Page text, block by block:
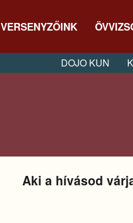
VERSENYZŐINK
DOJO KUN
Aki a hívásod